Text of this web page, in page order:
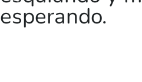
esperando.